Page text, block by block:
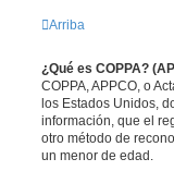
Arriba
¿Qué es COPPA?
COPPA, APPCO, o
los Estados Unidos,
información, que el
otro método de
un menor de edad.